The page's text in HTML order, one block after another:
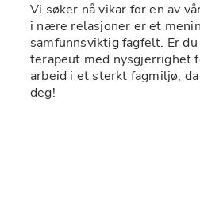
Vi søker nå vikar for en av
i nære relasjoner er et
samfunnsviktig fagfelt. Er
terapeut med nysgjerrighet
arbeid i et sterkt fagmiljø,
deg!